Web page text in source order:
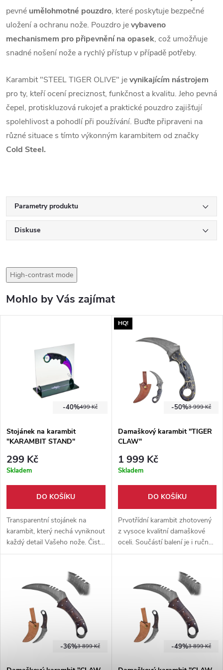
pevné umělohmotné pouzdro, které poskytuje bezpečné
uložení a ochranu nože. Pouzdro jevybaveno
mechanismem pro připevnění na opasek, což umožňuje
snadné nošení nože a rychlý přístup v případě potřeby.
Karambit "STEEL TIGER OLIVE" jevynikajícím nástrojem
pro ty, kteří ocení preciznost, funkčnost a kvalitu. Jeho pevná
čepel, protiskluzová rukojeť a praktické pouzdro zajišťují
spolehlivost a pohodlí při používání. Buďte připraveni na
různé situace s tímto výkonným karambitem od značky
Cold Steel.
Parametry produktu
Diskuse
High-contrast mode
Mohlo by Vás zajímat
499 Kč
-40%
Stojánek na karambit
"KARAMBIT STAND"
299 Kč
Skladem
DO KOŠÍKU
Transparentní stojánek na
karambit, který nechá vyniknout
každý detail Vašeho nože. Čistý
design se hodí do každého
karambitů "CLAW OF T-REX".
HQ!
3 999 Kč
-50%
Damaškový karambit "TIGER
CLAW"
1 999 Kč
Skladem
DO KOŠÍKU
Prvotřídní karambit zhotovený
z vysoce kvalitní damaškové
oceli. Součástí balení je i ručně
šité pouzdro z hovězí kůže.
3 899 Kč
-36% 3 899 Kč
-49%